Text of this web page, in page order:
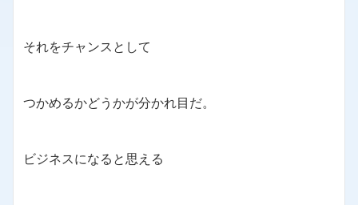
それをチャンスとして
つかめるかどうかが分かれ目だ。
ビジネスになると思える